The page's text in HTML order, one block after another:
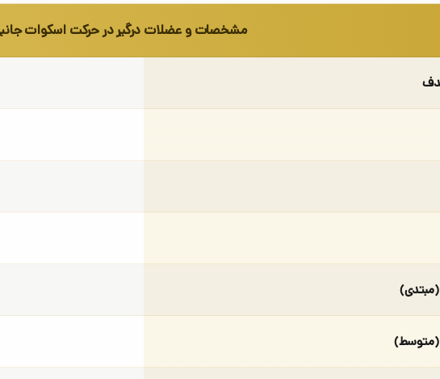
مشخصات و عضلات درگیر در حرکت اسکوات